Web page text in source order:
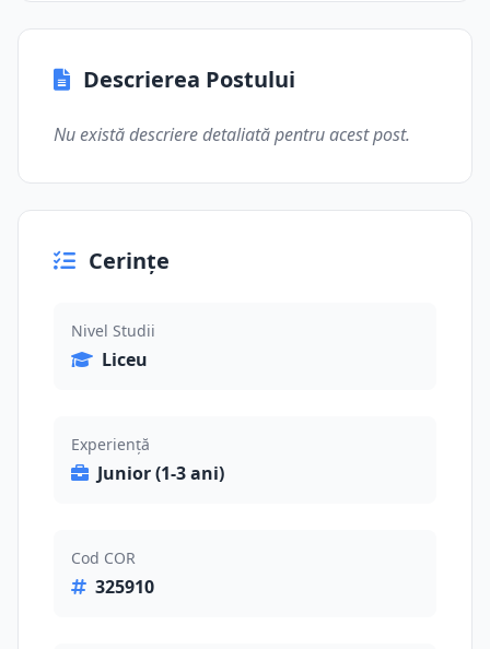
Descrierea Postului
Nu există descriere detaliată pentru acest post.
Cerințe
Nivel Studii
Liceu
Experiență
Junior (1-3 ani)
Cod COR
325910